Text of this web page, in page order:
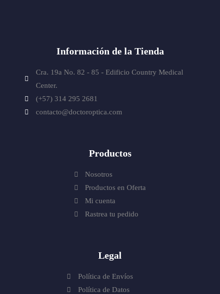
Legal
Política de Envíos
Política de Datos
Productos
Nosotros
Productos en Oferta
Mi cuenta
Rastrea tu pedido
Información de la Tienda
Cra. 19a No. 82 - 85 - Edificio Country Medical
Center.
(+57) 314 295 2681
contacto@doctoroptica.com